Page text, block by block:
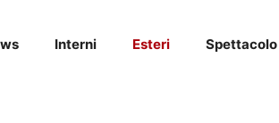
Interni Esteri Spettacolo